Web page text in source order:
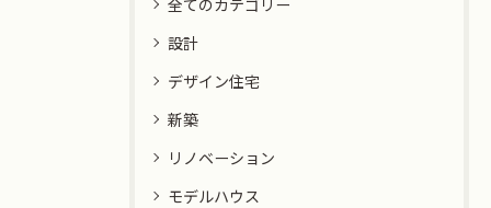
全てのカテゴリー
設計
デザイン住宅
新築
リノベーション
モデルハウス